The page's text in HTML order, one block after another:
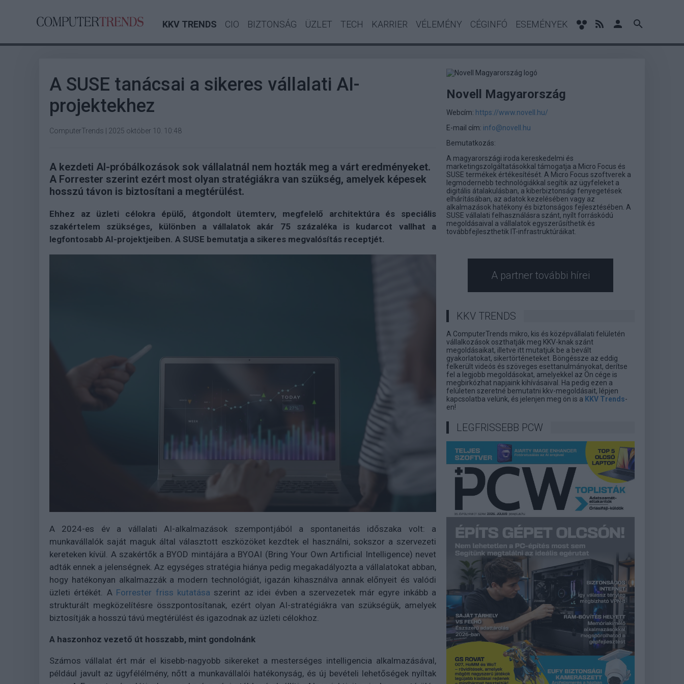
KKV TRENDS CIO BIZTONSÁG ÜZLET TECH KARRIER VÉLEMÉNY CÉGINFÓ ESEMÉNYEK
A SUSE tanácsai a sikeres vállalati AI-
projektekhez
ComputerTrends 2025 október 10. 10:48
A kezdeti AI-próbálkozások sok vállalatnál nem hozták meg a várt eredményeket.
A Forrester szerint ezért most olyan stratégiákra van szükség, amelyek képesek
hosszú távon is biztosítani a megtérülést.
Ehhez az üzleti célokra épülő, átgondolt ütemterv, megfelelő architektúra és speciális
szakértelem szükséges, különben a vállalatok akár 75 százaléka is kudarcot vallhat a
legfontosabb AI-projektjeiben. A SUSE bemutatja a sikeres megvalósítás receptjét.
A 2024-es év a vállalati AI-alkalmazások szempontjából a spontaneitás időszaka volt: a
munkavállalók saját maguk által választott eszközöket kezdtek el használni, sokszor a szervezeti
kereteken kívül. A szakértők a BYOD mintájára a BYOAI (Bring Your Own Artificial Intelligence) nevet
adták ennek a jelenségnek. Az egységes stratégia hiánya pedig megakadályozta a vállalatokat abban,
hogy hatékonyan alkalmazzák a modern technológiát, igazán kihasználva annak előnyeit és valódi
üzleti értékét. A Forrester friss kutatása szerint az idei évben a szervezetek már egyre inkább a
strukturált megközelítésre összpontosítanak, ezért olyan AI-stratégiákra van szükségük, amelyek
biztosítják a hosszú távú megtérülést és igazodnak az üzleti célokhoz.
A haszonhoz vezető út hosszabb, mint gondolnánk
Számos vállalat ért már el kisebb-nagyobb sikereket a mesterséges intelligencia alkalmazásával,
például javult az ügyfélélmény, nőtt a munkavállalói hatékonyság, és új bevételi lehetőségek nyíltak
Novell Magyarország
Webcím: https://www.novell.hu/
E-mail cím: info@novell.hu
Bemutatkozás:
A magyarországi iroda kereskedelmi és
marketingszolgáltatásokkal támogatja a Micro Focus és
SUSE termékek értékesítését. A Micro Focus szoftverek a
legmodernebb technológiákkal segítik az ügyfeleket a
digitális átalakulásban, a kiberbiztonsági fenyegetések
elhárításában, az adatok kezelésében vagy az
alkalmazások hatékony és biztonságos fejlesztésében. A
SUSE vállalati felhasználásra szánt, nyílt forráskódú
megoldásaival a vállalatok egyszerűsíthetik és
továbbfejleszthetik IT-infrastruktúráikat.
A partner további hírei
KKV TRENDS
A ComputerTrends mikro, kis és középvállalati felületén
vállalkozások oszthatják meg KKV-knak szánt
megoldásaikat, illetve itt mutatjuk be a bevált
gyakorlatokat, sikertörténeteket. Böngéssze az eddig
felkerült videós és szöveges esettanulmányokat, derítse
fel a legjobb megoldásokat, amelyekkel az Ön cége is
megbirkózhat napjaink kihívásaival. Ha pedig ezen a
felületen szeretné bemutatni kkv-megoldásait, lépjen
kapcsolatba velünk, és jelenjen meg ön is a KKV Trends-
en!
LEGFRISSEBB PCW